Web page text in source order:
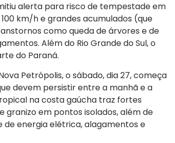
alerta para risco de tempestade em
km/h e grandes acumulados (que
como queda de árvores e de
Além do Rio Grande do Sul, o
do Paraná.
Petrópolis, o sábado, dia 27, começa
devem persistir entre a manhã e a
na costa gaúcha traz fortes
granizo em pontos isolados, além de
de energia elétrica, alagamentos e